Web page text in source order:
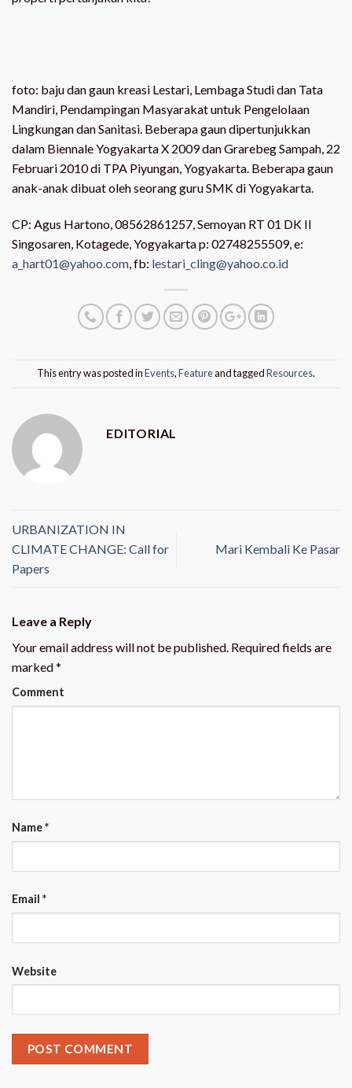
foto: baju dan gaun kreasi Lestari, Lembaga Studi dan Tata
Mandiri, Pendampingan Masyarakat untuk Pengelolaan
Lingkungan dan Sanitasi. Beberapa gaun dipertunjukkan
dalam Biennale Yogyakarta X 2009 dan Grarebeg Sampah, 22
Februari 2010 di TPA Piyungan, Yogyakarta. Beberapa gaun
anak-anak dibuat oleh seorang guru SMK di Yogyakarta.
CP: Agus Hartono, 08562861257, Semoyan RT 01 DK II
Singosaren, Kotagede, Yogyakarta p: 02748255509, e:
a_hart01@yahoo.com , fb: lestari_cling@yahoo.co.id
This entry was posted inEvents,Featureand taggedResources.
EDITORIAL
URBANIZATION IN
CLIMATE CHANGE: Call for
Papers
Mari Kembali Ke Pasar
Leave a Reply
Your email address will not be published. Required fields are
marked*
Comment
Name*
Email *
Website